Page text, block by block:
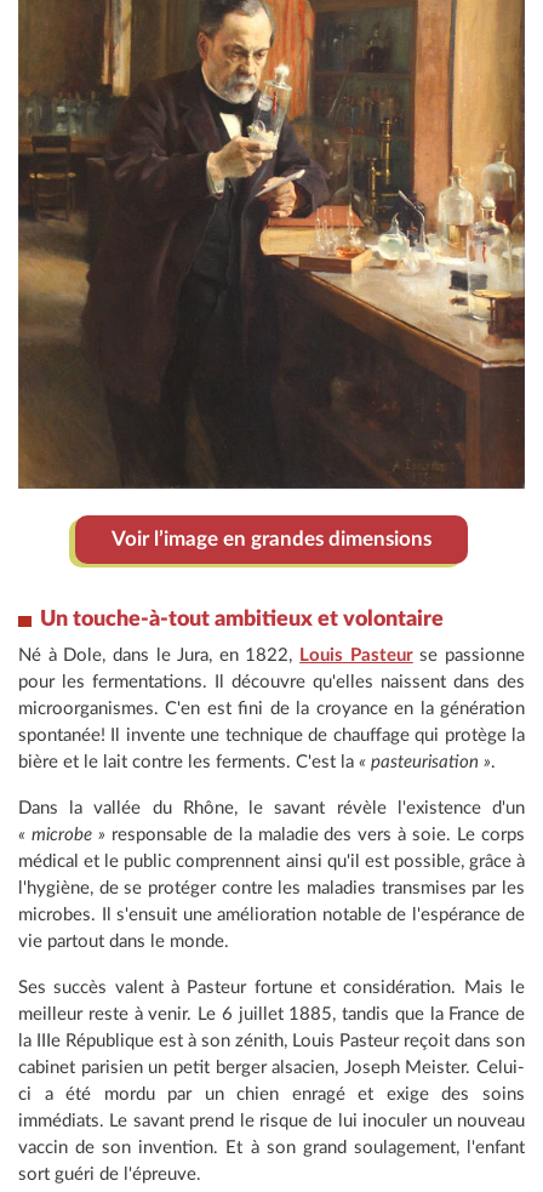
Voir l’image en grandes dimensions
Un touche-à-tout ambitieux et volontaire
Né à Dole, dans le Jura, en 1822, Louis Pasteurse passionne
pour les fermentations. Il découvre qu'elles naissent dans des
microorganismes. C'en est fini de la croyance en la génération
spontanée! Il invente une technique de chauffage qui protège la
bière et le lait contre les ferments. C'est la « pasteurisation ».
Dans la vallée du Rhône, le savant révèle l'existence d'un
« microbe » responsable de la maladie des vers à soie. Le corps
médical et le public comprennent ainsi qu'il est possible, grâce à
l'hygiène, de se protéger contre les maladies transmises par les
microbes. Il s'ensuit une amélioration notable de l'espérance de
vie partout dans le monde.
Ses succès valent à Pasteur fortune et considération. Mais le
meilleur reste à venir. Le 6 juillet 1885, tandis que la France de
la IIIe République est à son zénith, Louis Pasteur reçoit dans son
cabinet parisien un petit berger alsacien, Joseph Meister. Celui-
ci a été mordu par un chien enragé et exige des soins
immédiats. Le savant prend le risque de lui inoculer un nouveau
vaccin de son invention. Et à son grand soulagement, l'enfant
sort guéri de l'épreuve.